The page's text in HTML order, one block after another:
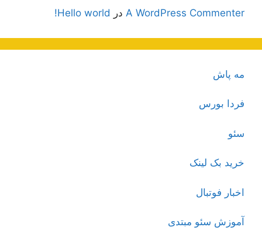
A WordPress Commenter در Hello world!
مه پاش
فردا بورس
سئو
خرید بک لینک
اخبار فوتبال
آموزش سئو مبتدی